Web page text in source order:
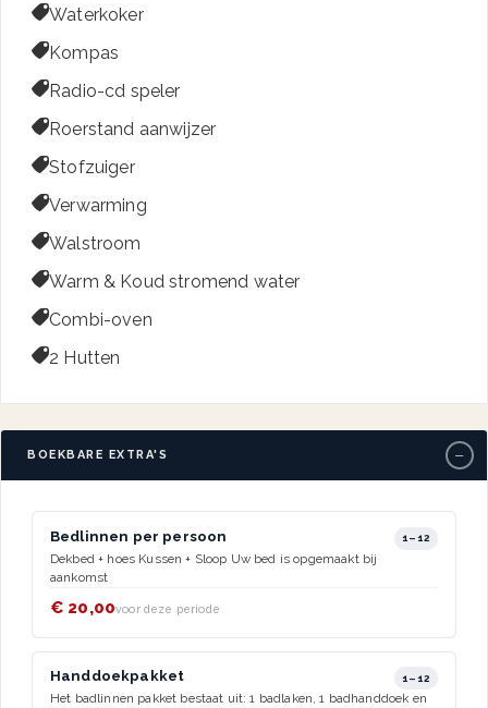
Waterkoker
Kompas
Radio-cd speler
Roerstand aanwijzer
Stofzuiger
Verwarming
Walstroom
Warm & Koud stromend water
Combi-oven
2 Hutten
BOEKBARE EXTRA'S −
Bedlinnen per persoon 1–12
Dekbed + hoes Kussen + Sloop Uw bed is opgemaakt bij
aankomst
€ 20,00voor deze periode
Handdoekpakket 1–12
Het badlinnen pakket bestaat uit: 1 badlaken, 1 badhanddoek en